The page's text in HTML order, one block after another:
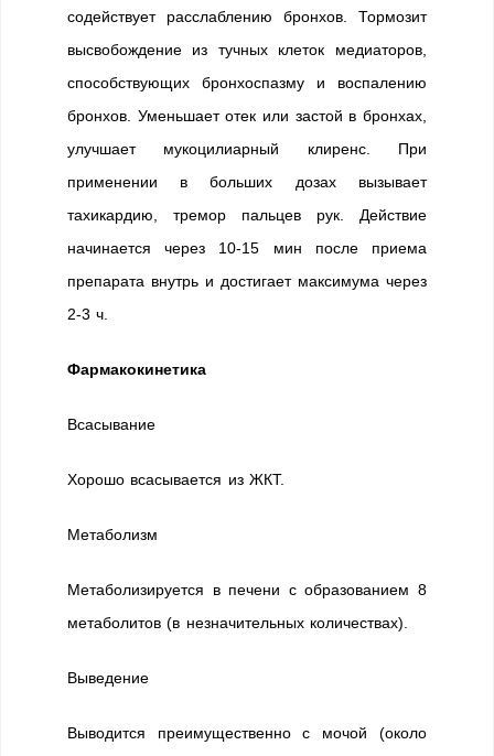
содействует расслаблению бронхов. Тормозит
высвобождение из тучных клеток медиаторов,
способствующих бронхоспазму и воспалению
бронхов. Уменьшает отек или застой в бронхах,
улучшает мукоцилиарный клиренс. При
применении в больших дозах вызывает
тахикардию, тремор пальцев рук. Действие
начинается через 10-15 мин после приема
препарата внутрь и достигает максимума через
2-3 ч.
Фармакокинетика
Всасывание
Хорошо всасывается из ЖКТ.
Метаболизм
Метаболизируется в печени с образованием 8
метаболитов (в незначительных количествах).
Выведение
Выводится преимущественно с мочой (около